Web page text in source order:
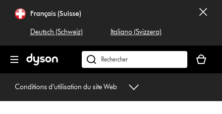
Français (Suisse)
Deutsch (Schweiz) Italiano (Svizzera)
Rechercher
dyson.ch
panier
est
Conditions d’utilisation du site Web